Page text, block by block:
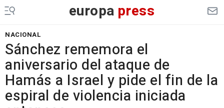
europa press
NACIONAL
Sánchez rememora el
aniversario del ataque de
Hamás a Israel y pide el fin de la
espiral de violencia iniciada